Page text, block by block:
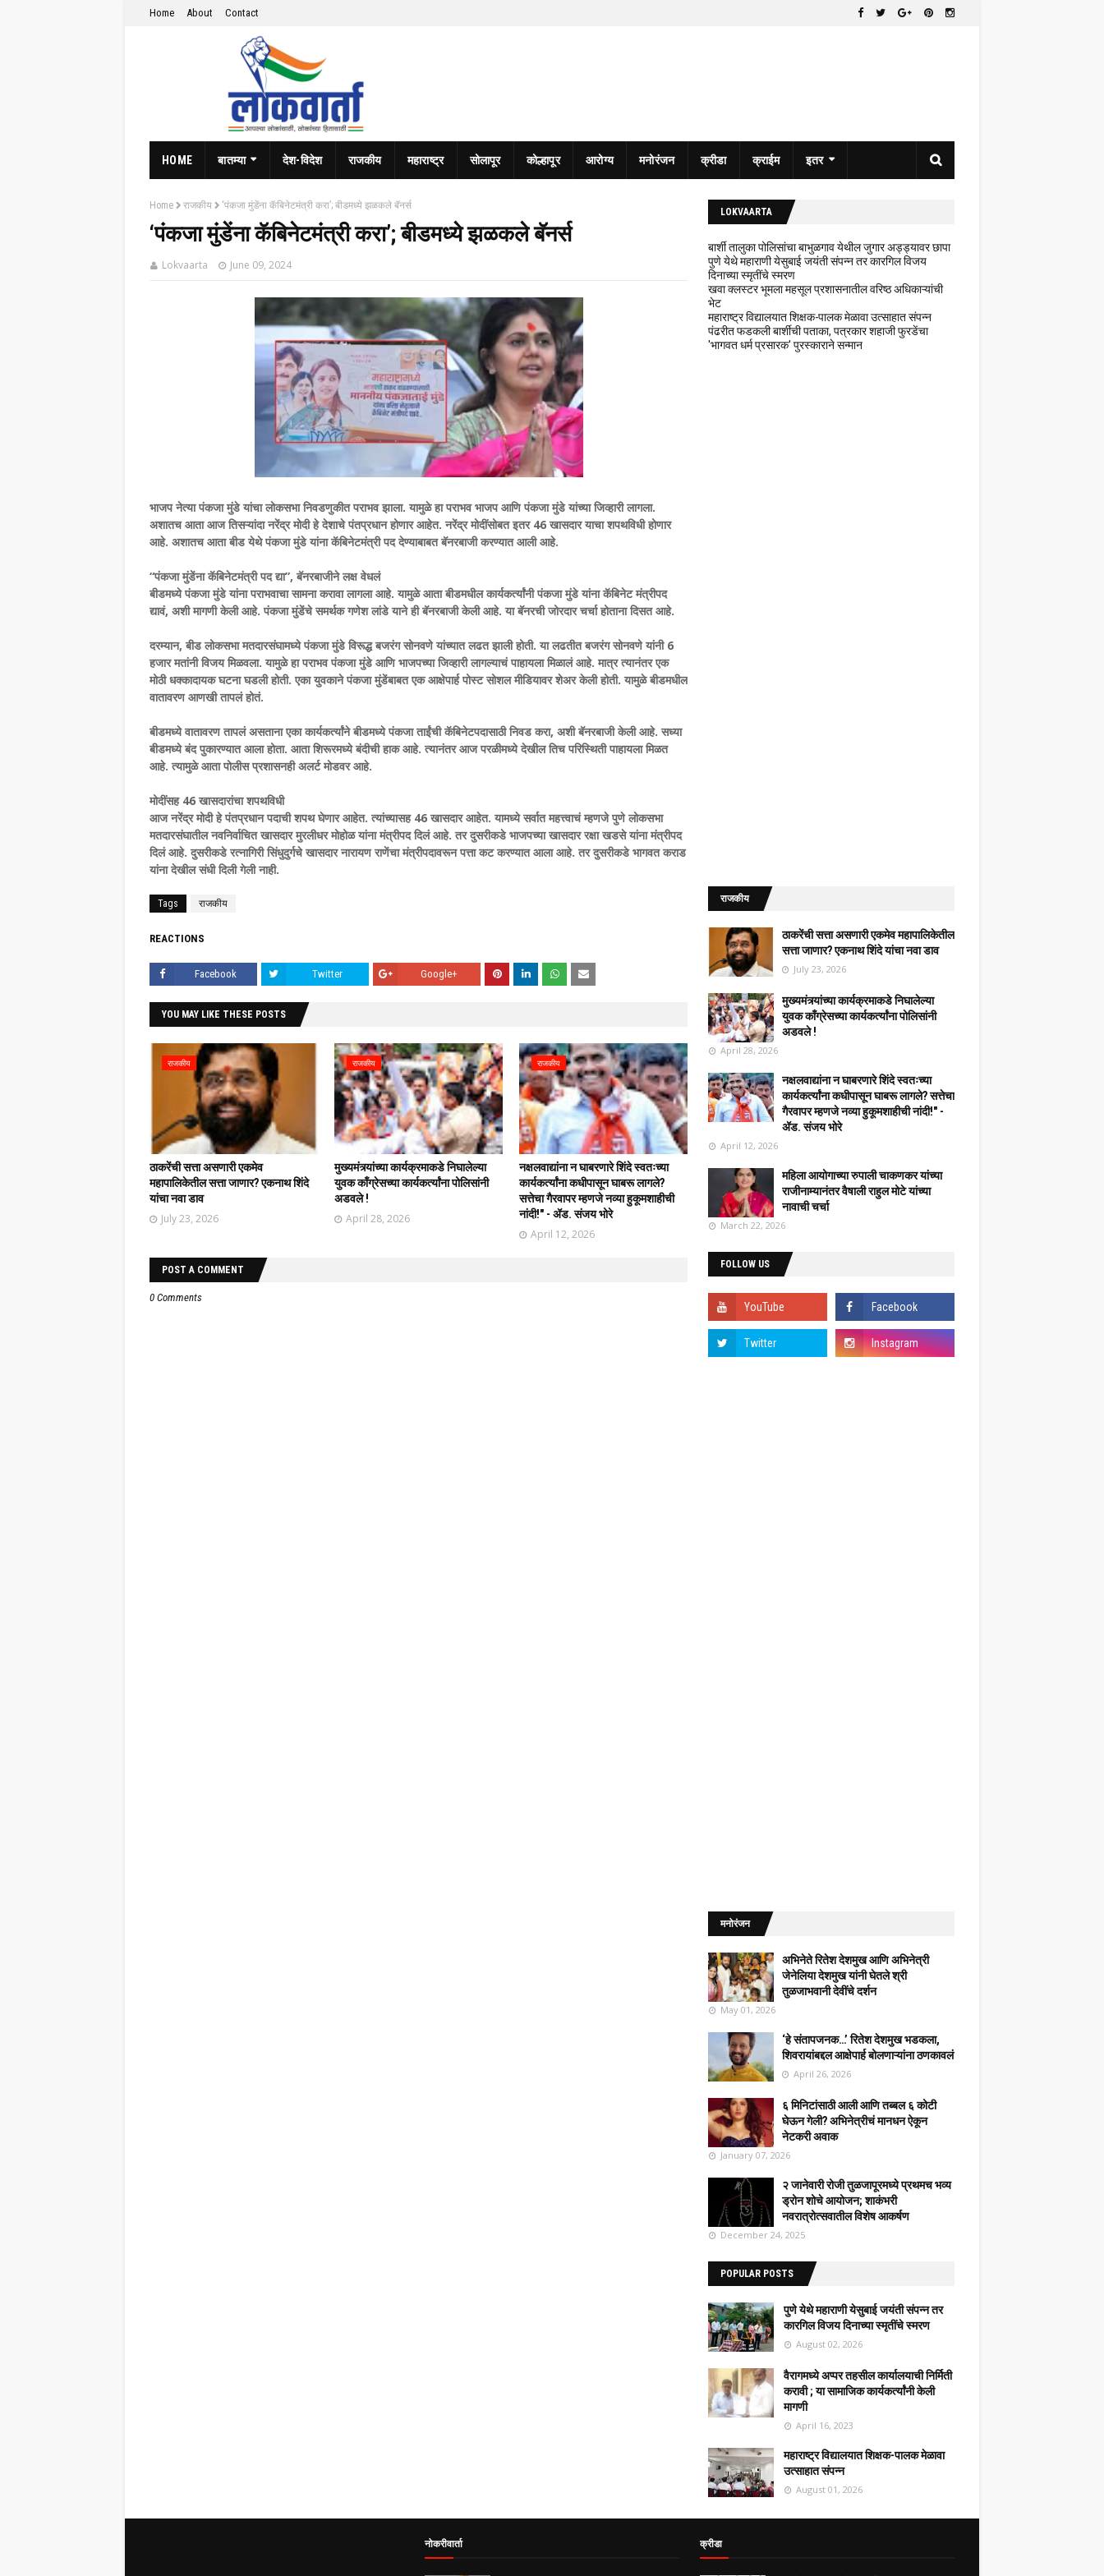
Home About Contact
HOME बातम्या देश-विदेश राजकीय महाराष्ट्र सोलापूर कोल्हापूर आरोग्य मनोरंजन क्रीडा क्राईम इतर
Home राजकीय ‘पंकजा मुंडेंना कॅबिनेटमंत्री करा’; बीडमध्ये झळकले बॅनर्स
‘पंकजा मुंडेंना कॅबिनेटमंत्री करा’; बीडमध्ये झळकले बॅनर्स
Lokvaarta June 09, 2024
भाजप नेत्या पंकजा मुंडे यांचा लोकसभा निवडणुकीत पराभव झाला. यामुळे हा पराभव भाजप आणि पंकजा मुंडे यांच्या जिव्हारी लागला.
अशातच आता आज तिसऱ्यांदा नरेंद्र मोदी हे देशाचे पंतप्रधान होणार आहेत. नरेंद्र मोदींसोबत इतर 46 खासदार याचा शपथविधी होणार
आहे. अशातच आता बीड येथे पंकजा मुंडे यांना कॅबिनेटमंत्री पद देण्याबाबत बॅनरबाजी करण्यात आली आहे.
“पंकजा मुंडेंना कॅबिनेटमंत्री पद द्या”, बॅनरबाजीने लक्ष वेधलं
बीडमध्ये पंकजा मुंडे यांना पराभवाचा सामना करावा लागला आहे. यामुळे आता बीडमधील कार्यकर्त्यांनी पंकजा मुंडे यांना कॅबिनेट मंत्रीपद
द्यावं, अशी मागणी केली आहे. पंकजा मुंडेंचे समर्थक गणेश लांडे याने ही बॅनरबाजी केली आहे. या बॅनरची जोरदार चर्चा होताना दिसत आहे.
दरम्यान, बीड लोकसभा मतदारसंघामध्ये पंकजा मुंडे विरूद्ध बजरंग सोनवणे यांच्यात लढत झाली होती. या लढतीत बजरंग सोनवणे यांनी 6
हजार मतांनी विजय मिळवला. यामुळे हा पराभव पंकजा मुंडे आणि भाजपच्या जिव्हारी लागल्याचं पाहायला मिळालं आहे. मात्र त्यानंतर एक
मोठी धक्कादायक घटना घडली होती. एका युवकाने पंकजा मुंडेंबाबत एक आक्षेपार्ह पोस्ट सोशल मीडियावर शेअर केली होती. यामुळे बीडमधील
वातावरण आणखी तापलं होतं.
बीडमध्ये वातावरण तापलं असताना एका कार्यकर्त्यांने बीडमध्ये पंकजा ताईंची कॅबिनेटपदासाठी निवड करा, अशी बॅनरबाजी केली आहे. सध्या
बीडमध्ये बंद पुकारण्यात आला होता. आता शिरूरमध्ये बंदीची हाक आहे. त्यानंतर आज परळीमध्ये देखील तिच परिस्थिती पाहायला मिळत
आहे. त्यामुळे आता पोलीस प्रशासनही अलर्ट मोडवर आहे.
मोदींसह 46 खासदारांचा शपथविधी
आज नरेंद्र मोदी हे पंतप्रधान पदाची शपथ घेणार आहेत. त्यांच्यासह 46 खासदार आहेत. यामध्ये सर्वात महत्त्वाचं म्हणजे पुणे लोकसभा
मतदारसंघातील नवनिर्वाचित खासदार मुरलीधर मोहोळ यांना मंत्रीपद दिलं आहे. तर दुसरीकडे भाजपच्या खासदार रक्षा खडसे यांना मंत्रीपद
दिलं आहे. दुसरीकडे रत्नागिरी सिंधुदुर्गचे खासदार नारायण राणेंचा मंत्रीपदावरून पत्ता कट करण्यात आला आहे. तर दुसरीकडे भागवत कराड
यांना देखील संधी दिली गेली नाही.
Tags राजकीय
REACTIONS
Facebook Twitter Google+
YOU MAY LIKE THESE POSTS
राजकीय
ठाकरेंची सत्ता असणारी एकमेव
महापालिकेतील सत्ता जाणार? एकनाथ शिंदे
यांचा नवा डाव
July 23, 2026
राजकीय
मुख्यमंत्र्यांच्या कार्यक्रमाकडे निघालेल्या
युवक काँग्रेसच्या कार्यकर्त्यांना पोलिसांनी
अडवले !
April 28, 2026
राजकीय
नक्षलवाद्यांना न घाबरणारे शिंदे स्वतःच्या
कार्यकर्त्यांना कधीपासून घाबरू लागले?
सत्तेचा गैरवापर म्हणजे नव्या हुकूमशाहीची
नांदी!" - ॲड. संजय भोरे
April 12, 2026
POST A COMMENT
0 Comments
LOKVAARTA
बार्शी तालुका पोलिसांचा बाभुळगाव येथील जुगार अड्ड्यावर छापा
पुणे येथे महाराणी येसुबाई जयंती संपन्न तर कारगिल विजय
दिनाच्या स्मृतींचे स्मरण
खवा क्लस्टर भूमला महसूल प्रशासनातील वरिष्ठ अधिकाऱ्यांची
भेट
महाराष्ट्र विद्यालयात शिक्षक-पालक मेळावा उत्साहात संपन्न
पंढरीत फडकली बार्शीची पताका, पत्रकार शहाजी फुरडेंचा
'भागवत धर्म प्रसारक' पुरस्काराने सन्मान
राजकीय
ठाकरेंची सत्ता असणारी एकमेव महापालिकेतील
सत्ता जाणार? एकनाथ शिंदे यांचा नवा डाव
July 23, 2026
मुख्यमंत्र्यांच्या कार्यक्रमाकडे निघालेल्या
युवक काँग्रेसच्या कार्यकर्त्यांना पोलिसांनी
अडवले !
April 28, 2026
नक्षलवाद्यांना न घाबरणारे शिंदे स्वतःच्या
कार्यकर्त्यांना कधीपासून घाबरू लागले? सत्तेचा
गैरवापर म्हणजे नव्या हुकूमशाहीची नांदी!" -
ॲड. संजय भोरे
April 12, 2026
महिला आयोगाच्या रुपाली चाकणकर यांच्या
राजीनाम्यानंतर वैषाली राहुल मोटे यांच्या
नावाची चर्चा
March 22, 2026
FOLLOW US
मनोरंजन
अभिनेते रितेश देशमुख आणि अभिनेत्री
जेनेलिया देशमुख यांनी घेतले श्री
तुळजाभवानी देवींचे दर्शन
May 01, 2026
‘हे संतापजनक…’ रितेश देशमुख भडकला,
शिवरायांबद्दल आक्षेपार्ह बोलणाऱ्यांना ठणकावलं
April 26, 2026
६ मिनिटांसाठी आली आणि तब्बल ६ कोटी
घेऊन गेली? अभिनेत्रीचं मानधन ऐकून
नेटकरी अवाक
January 07, 2026
२ जानेवारी रोजी तुळजापूरमध्ये प्रथमच भव्य
ड्रोन शोचे आयोजन; शाकंभरी
नवरात्रोत्सवातील विशेष आकर्षण
December 24, 2025
POPULAR POSTS
पुणे येथे महाराणी येसुबाई जयंती संपन्न तर
कारगिल विजय दिनाच्या स्मृतींचे स्मरण
August 02, 2026
वैरागमध्ये अप्पर तहसील कार्यालयाची निर्मिती
करावी ; या सामाजिक कार्यकर्त्यांनी केली
मागणी
April 16, 2023
महाराष्ट्र विद्यालयात शिक्षक-पालक मेळावा
उत्साहात संपन्न
August 01, 2026
नोकरीवार्ता क्रीडा